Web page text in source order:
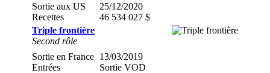
Sortie aux US
Recettes
25/12/2020
46 534 027 $
Triple frontière
Second rôle
Sortie en France
Entrées
13/03/2019
Sortie VOD